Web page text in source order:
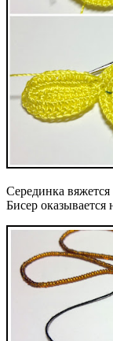
Серединка
Бисер